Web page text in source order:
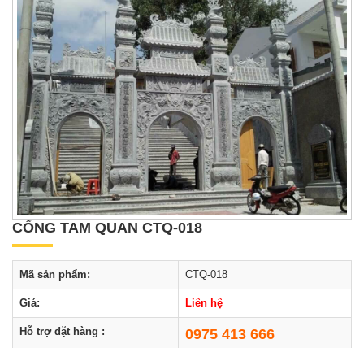
CỔNG TAM QUAN CTQ-018
Mã sản phẩm: CTQ-018
Giá: Liên hệ
Hỗ trợ đặt hàng : 0975 413 666